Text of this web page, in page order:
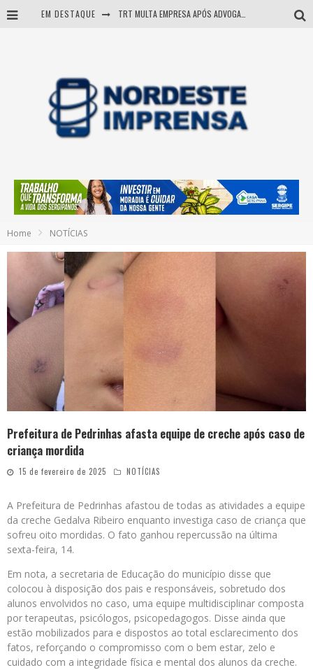
EM DESTAQUE TRT MULTA EMPRESA APÓS ADVOGADA USAR IA E INVENTAR PRECEDENTES JUDICIAIS
Mulher morre durante operação contra grupo investigado por roubo de cargas e tráfico de drogas em Sergipe
Home NOTÍCIAS
Prefeitura de Pedrinhas afasta equipe de creche após caso de
criança mordida
15 de fevereiro de 2025 NOTÍCIAS
A Prefeitura de Pedrinhas afastou de todas as atividades a equipe
da creche Gedalva Ribeiro enquanto investiga caso de criança que
sofreu oito mordidas. O fato ganhou repercussão na última
sexta-feira, 14.
Em nota, a secretaria de Educação do município disse que
colocou à disposição dos pais e responsáveis, sobretudo dos
alunos envolvidos no caso, uma equipe multidisciplinar composta
por terapeutas, psicólogos, psicopedagogos. Disse ainda que
estão mobilizados para e dispostos ao total esclarecimento dos
fatos, reforçando o compromisso com o bem estar, zelo e
cuidado com a integridade física e mental dos alunos da creche.